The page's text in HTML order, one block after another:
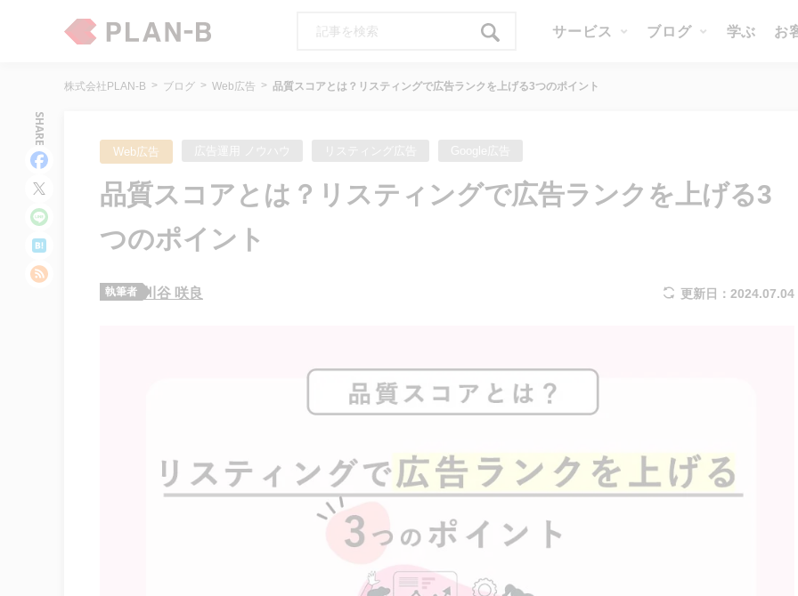
サービス ブログ 学ぶ お
株式会社PLAN-B ブログ Web広告 品質スコアとは？リスティングで広告ランクを上げる3つのポイント
Web広告
品質スコアとは？リスティングで広告ランクを上げる3
つのポイント
執筆者 川谷 咲良 更新日：2024.07.04
SHARE